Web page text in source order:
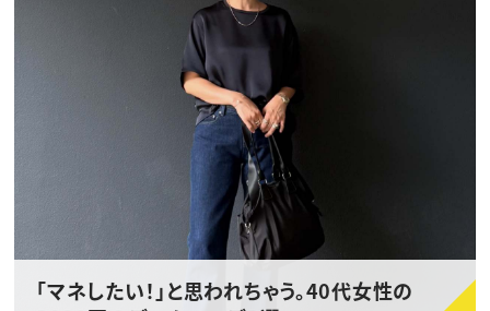
「マネしたい！」と思われちゃう。40代女性の